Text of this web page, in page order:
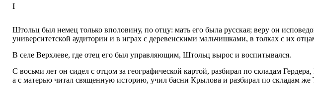
I
Штольц был немец только вполовину, по отцу: мать его была русская; веру он
университетской аудитории и в играх с деревенскими мальчишками, в толках с их
В селе Верхлеве, где отец его был управляющим, Штольц вырос и воспитывался.
С восьми лет он сидел с отцом за географической картой, разбирал по складам
а с матерью читал священную историю, учил басни Крылова и разбирал по складам же